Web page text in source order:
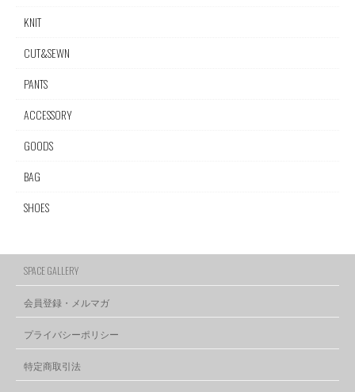
KNIT
CUT&SEWN
PANTS
ACCESSORY
GOODS
BAG
SHOES
SPACE GALLERY
会員登録・メルマガ
プライバシーポリシー
特定商取引法